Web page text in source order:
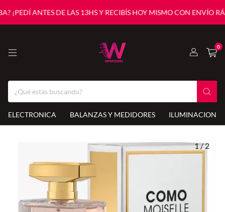
¡PEDÍ ANTES DE LAS 13HS Y RECIBÍS HOY MISMO CON ENVÍO
0
ELECTRONICA BALANZAS Y MEDIDORES ILUMINACION
1/2